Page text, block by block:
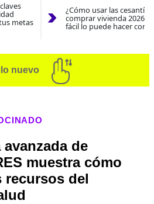
metas
¿Cómo usar las
comprar vivienda 2026?
fácil lo puede hacer con
nuevo
de
muestra cómo
recursos del